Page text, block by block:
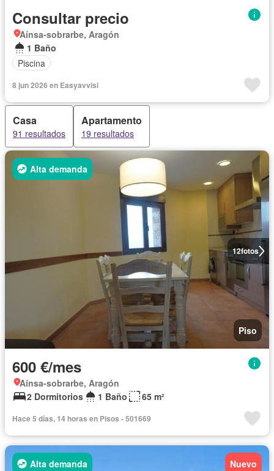
Consultar precio
Aínsa-sobrarbe, Aragón
1 Baño
Piscina
8 jun 2026 en Easyavvisi
Casa
91 resultados
Apartamento
19 resultados
12fotos
Alta demanda
Piso
600 €/mes
Aínsa-sobrarbe, Aragón
2 Dormitorios
1 Baño 65 m²
Hace 5 días, 14 horas en Pisos - 501669
Alta demanda Nuevo